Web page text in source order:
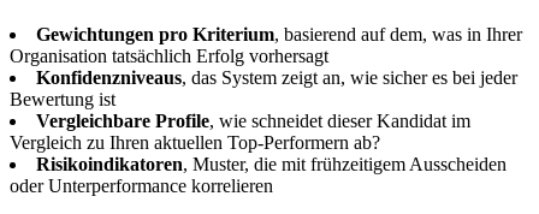
Gewichtungen pro Kriterium, basierend auf dem, was in Ihrer
Organisation tatsächlich Erfolg vorhersagt
Konfidenzniveaus, das System zeigt an, wie sicher es bei jeder
Bewertung ist
Vergleichbare Profile, wie schneidet dieser Kandidat im
Vergleich zu Ihren aktuellen Top-Performern ab?
Risikoindikatoren, Muster, die mit frühzeitigem Ausscheiden
oder Unterperformance korrelieren